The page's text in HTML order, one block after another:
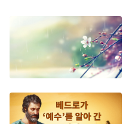
하였는데, 지금이 바로
이 어떻게 말씀하는지, 어
느냐? 그 당시 선지자 이
기가 강생할 것이요 그
이라는 말은 없었다. 왜 ‘
않았겠느냐? 구약에는